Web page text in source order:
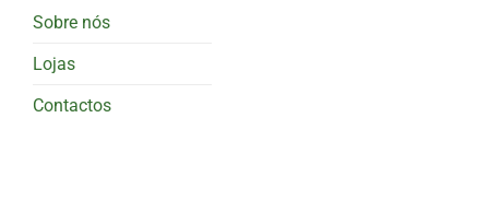
Sobre nós
Lojas
Contactos